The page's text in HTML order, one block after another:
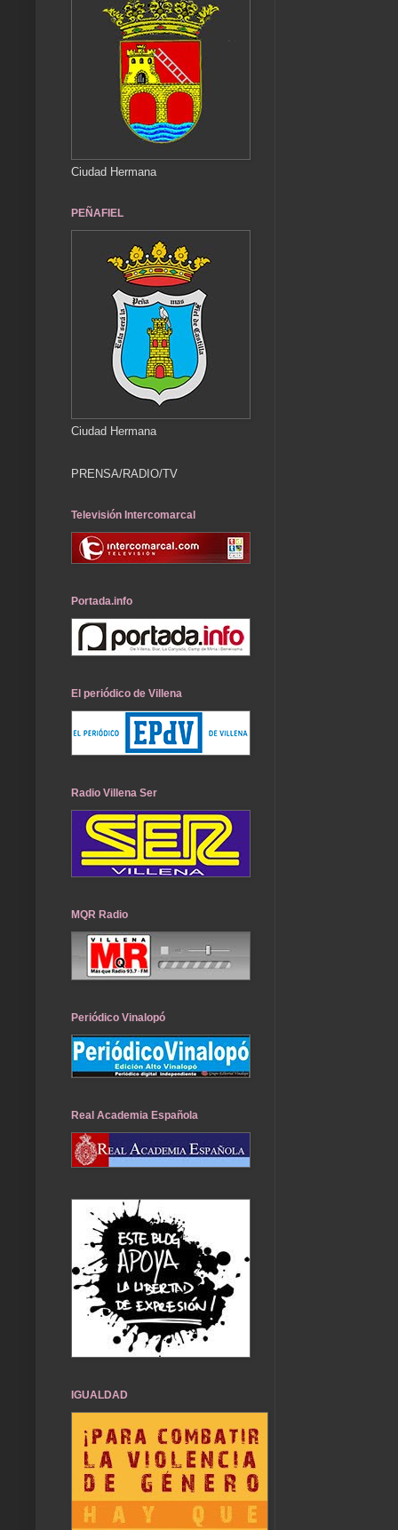
Ciudad Hermana
PEÑAFIEL
Ciudad Hermana
PRENSA/RADIO/TV
Televisión Intercomarcal
Portada.info
El periódico de Villena
Radio Villena Ser
MQR Radio
Periódico Vinalopó
Real Academia Española
IGUALDAD